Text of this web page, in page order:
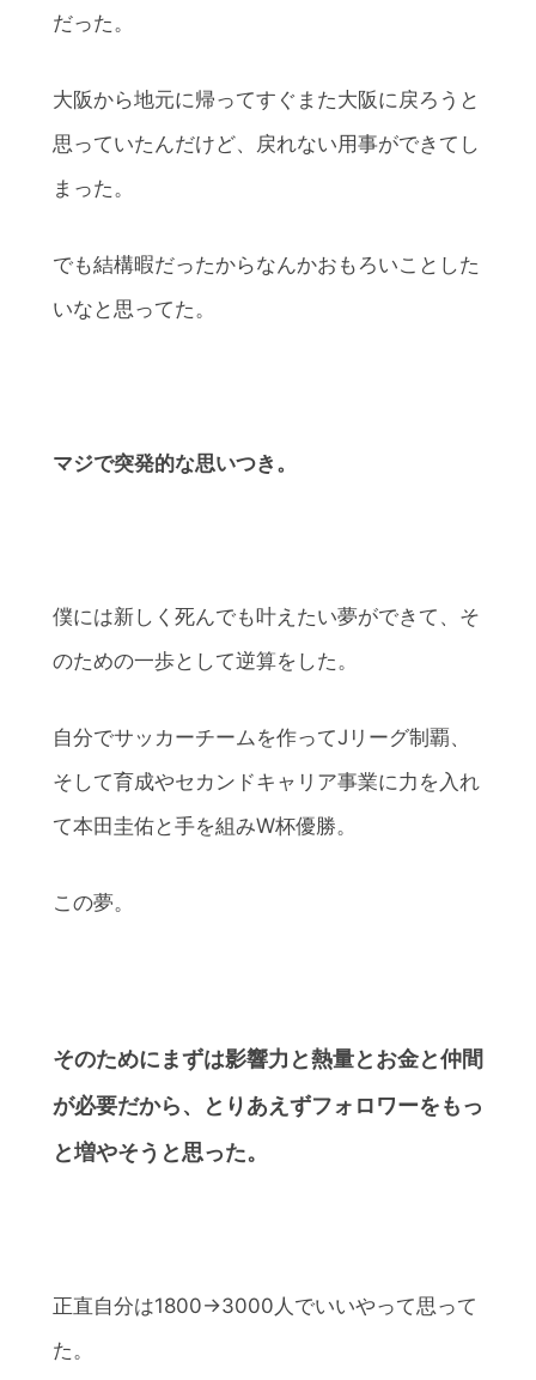
だった。
大阪から地元に帰ってすぐまた大阪に戻ろうと
思っていたんだけど、戻れない用事ができてし
まった。
でも結構暇だったからなんかおもろいことした
いなと思ってた。
マジで突発的な思いつき。
僕には新しく死んでも叶えたい夢ができて、そ
のための一歩として逆算をした。
自分でサッカーチームを作ってJリーグ制覇、
そして育成やセカンドキャリア事業に力を入れ
て本田圭佑と手を組みW杯優勝。
この夢。
そのためにまずは影響力と熱量とお金と仲間
が必要だから、とりあえずフォロワーをもっ
と増やそうと思った。
正直自分は1800→3000人でいいやって思って
た。